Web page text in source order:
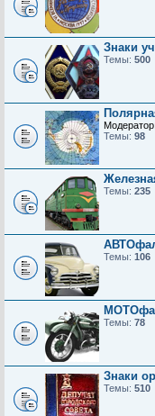
Знаки
Темы: 500
Модератор:
Темы: 98
Темы: 235
Темы: 106
Темы: 78
Знаки
Темы: 510